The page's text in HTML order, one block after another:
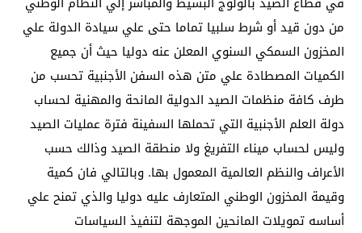
من دون قيد أو شرط سلبيا تماما حتى علي سيادة الدولة علي
المخزون السمكي السنوي المعلن عنه دوليا حيث أن جميع
الكميات المصطادة علي متن هذه السفن الأجنبية تحسب من
طرف كافة منظمات الصيد الدولية المانحة والمهنية لحساب
دولة العلم الأجنبية التي تحملها السفينة فترة عمليات الصيد
وليس لحساب ميناء التفريغ ولا منطقة الصيد وذالك حسب
الأعراف والنظم العالمية المعمول بها. وبالتالي فان كمية
وقيمة المخزون الوطني المتعارف عليه دوليا والذي تمنح علي
أساسه تمويلات المانحين الموجهة لتنفيذ السياسات